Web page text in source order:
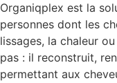
Organiqplex est la
personnes dont les
lissages, la chaleur
pas : il reconstruit,
permettant aux